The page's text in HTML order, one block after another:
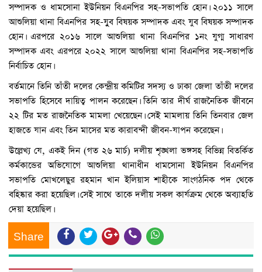
সম্পাদক ও ধামসোনা ইউনিয়ন বিএনপির সহ-সভাপতি হোন। ২০১১ সালে
আশুলিয়া থানা বিএনপির সহ-যুুব বিষয়ক সম্পাদক এবং যুব বিষয়ক সম্পাদক
হোন। এরপরে ২০১৬ সালে আশুলিয়া থানা বিএনপির ১নং যুগ্ম সাধারণ
সম্পাদক এবং এরপরে ২০২২ সালে আশুলিয়া থানা বিএনপির সহ-সভাপতি
নির্বাচিত হোন।
বর্তমানে তিনি তাঁতী দলের কেন্দ্রীয় কমিটির সদস্য ও ঢাকা জেলা তাঁতী দলের
সভাপতি হিসেবে দায়িত্ব পালন করেছেন। তিনি তার দীর্ঘ রাজনৈতিক জীবনে
২২ টির মত রাজনৈতিক মামলা খেয়েছেন। সেই মামলায় তিনি তিনবার জেল
হাজতে যান এবং তিন মাসের মত কারাবন্দী জীবন-যাপন করেছেন।
উল্লেখ্য যে, একই দিন (গত ২৬ মার্চ) দলীয় শৃঙ্খলা ভঙ্গসহ বিভিন্ন বিতর্কিত
কর্মকান্ডের অভিযোগে আশুলিয়া থানাধীন ধামসোনা ইউনিয়ন বিএনপির
সভাপতি মোখলেছুর রহমান খান ইলিয়াস শাহীকে সাংগঠনিক পদ থেকে
বহিষ্কার করা হয়েছিল। সেই সাথে তাকে দলীয় সকল কার্যক্রম থেকে অব্যাহতি
দেয়া হয়েছিল।
Share